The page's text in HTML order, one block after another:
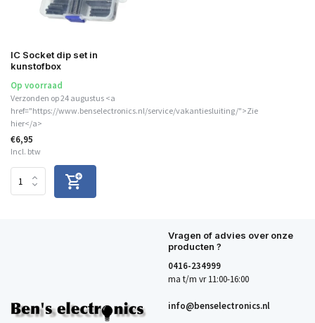
IC Socket dip set in
kunstofbox
Op voorraad
Verzonden op 24 augustus <a
href="https://www.benselectronics.nl/service/vakantiesluiting/">Zie
hier</a>
€6,95
Incl. btw
Vragen of advies over onze
producten ?
0416-234999
ma t/m vr 11:00-16:00
info@benselectronics.nl